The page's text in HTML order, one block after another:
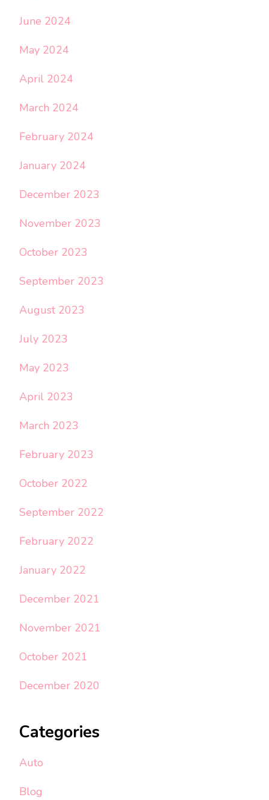
June 2024
May 2024
April 2024
March 2024
February 2024
January 2024
December 2023
November 2023
October 2023
September 2023
August 2023
July 2023
May 2023
April 2023
March 2023
February 2023
October 2022
September 2022
February 2022
January 2022
December 2021
November 2021
October 2021
December 2020
Categories
Auto
Blog